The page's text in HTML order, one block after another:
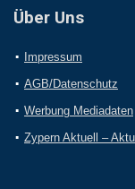
Über Uns
Impressum
AGB/Datenschutz
Werbung Mediadaten
Zypern Aktuell –